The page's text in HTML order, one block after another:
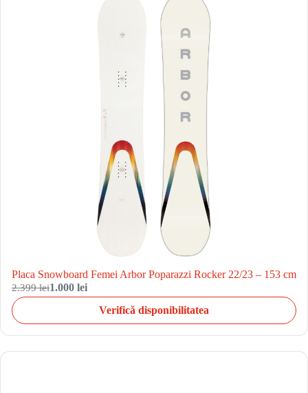
Placa Snowboard Femei Arbor Poparazzi Rocker 22/23 – 153 cm
2.399 lei1.000 lei
Verifică disponibilitatea